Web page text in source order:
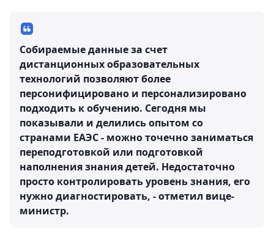
Собираемые данные за счет
дистанционных образовательных
технологий позволяют более
персонифицировано и персонализировано
подходить к обучению. Сегодня мы
показывали и делились опытом со
странами ЕАЭС - можно точечно заниматься
переподготовкой или подготовкой
наполнения знания детей. Недостаточно
просто контролировать уровень знания, его
нужно диагностировать, - отметил вице-
министр.